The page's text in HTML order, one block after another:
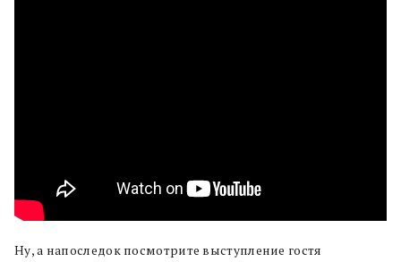
Ну, а напоследок посмотрите выступление гостя